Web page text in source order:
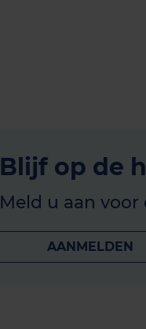
Blijf op de
Meld u aan
AANMELDEN